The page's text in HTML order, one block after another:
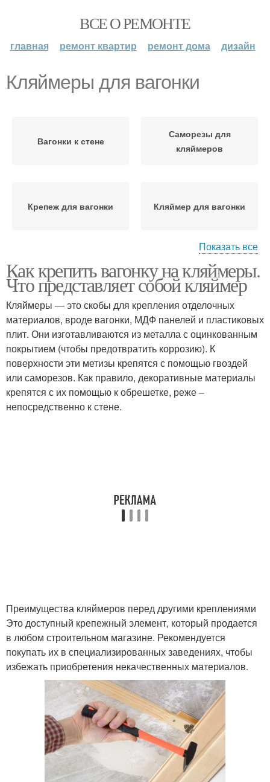
ВСЕ О РЕМОНТЕ
главная ремонт квартир ремонт дома дизайн
Кляймеры для вагонки
Вагонки к стене
Саморезы для
кляймеров
Крепеж для вагонки Кляймер для вагонки
Вагонки в бане Вагонка в бане
Вагонки без обрешетки Вагонка на кляймеры
Вагонка к стене
Показать все
Как крепить вагонку на кляймеры.
Что представляет собой кляймер
Кляймеры — это скобы для крепления отделочных
материалов, вроде вагонки, МДФ панелей и пластиковых
плит. Они изготавливаются из металла с оцинкованным
покрытием (чтобы предотвратить коррозию). К
поверхности эти метизы крепятся с помощью гвоздей
или саморезов. Как правило, декоративные материалы
крепятся с их помощью к обрешетке, реже –
непосредственно к стене.
Преимущества кляймеров перед другими креплениями
Это доступный крепежный элемент, который продается
в любом строительном магазине. Рекомендуется
покупать их в специализированных заведениях, чтобы
избежать приобретения некачественных материалов.